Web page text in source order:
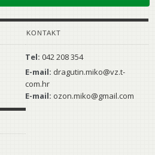
KONTAKT
Tel: 042 208 354
E-mail: dragutin.miko@vz.t-
com.hr
E-mail: ozon.miko@gmail.com